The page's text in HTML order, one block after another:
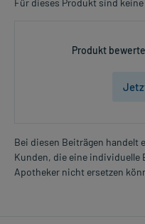
Für dieses Produkt sind
Produkt
Bei diesen Beiträgen handelt
Kunden, die eine individuelle
Apotheker nicht ersetzen